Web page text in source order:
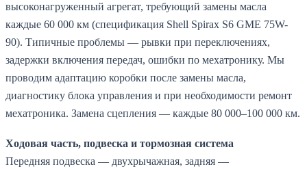
высоконагруженный агрегат, требующий замены масла
каждые 60 000 км (спецификация Shell Spirax S6 GME 75W-
90). Типичные проблемы — рывки при переключениях,
задержки включения передач, ошибки по мехатронику. Мы
проводим адаптацию коробки после замены масла,
диагностику блока управления и при необходимости ремонт
мехатроника. Замена сцепления — каждые 80 000–100 000 км.
Ходовая часть, подвеска и тормозная система
Передняя подвеска — двухрычажная, задняя —